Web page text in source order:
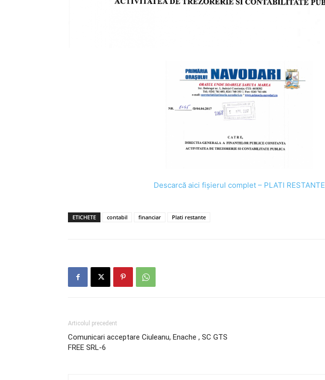
Descarcă aici fișierul complet – PLATI RESTANTE
ETICHETE contabil financiar Plati restante
Articolul precedent
Comunicari acceptare Ciuleanu, Enache , SC GTS
FREE SRL-6